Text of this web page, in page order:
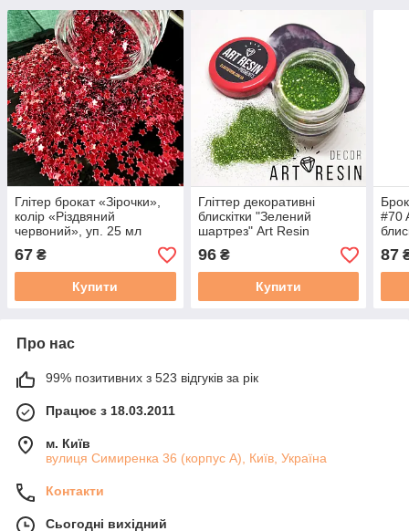
Глітер брокат «Зірочки»,
колір «Різдвяний
червоний», уп. 25 мл
67 ₴
Купити
Гліттер декоративні
блискітки "Зелений
шартрез" Art Resin
96₴
Купити
#70
мл
87
Про нас
99% позитивних з 523 відгуків за рік
Працює з 18.03.2011
м. Київ
вулиця Симиренка 36 (корпус А), Київ, Україна
Контакти
Сьогодні вихідний